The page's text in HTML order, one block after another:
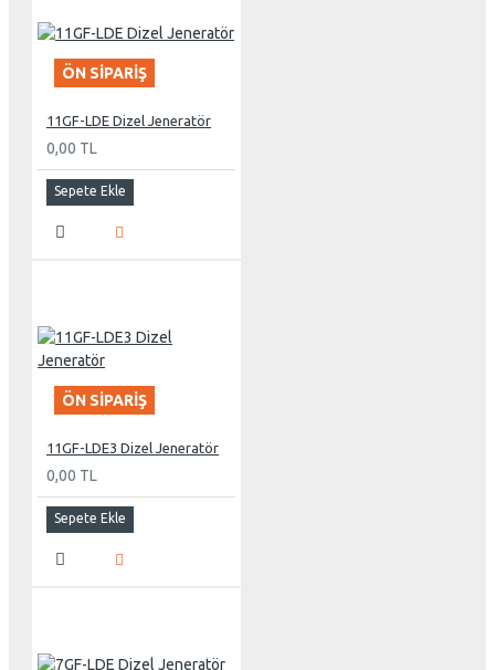
ÖN SIPARIŞ
11GF-LDE Dizel Jeneratör
0,00 TL
Sepete Ekle
ÖN SIPARIŞ
11GF-LDE3 Dizel Jeneratör
0,00 TL
Sepete Ekle